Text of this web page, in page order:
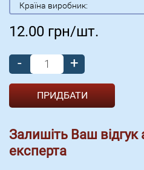
Країна виробник:
12.00 грн/шт.
-
+
Залишіть Ваш відгук
експерта